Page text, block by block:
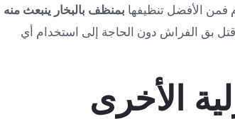
فمن الأفضل تنظيفها بمنظف بالبخار ينبعث منه
بق الفراش دون الحاجة إلى استخدام أي
الأخرى